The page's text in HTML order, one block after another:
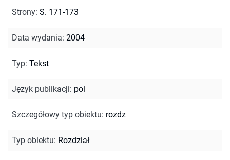
Strony: S. 171-173
Data wydania: 2004
Typ: Tekst
Język publikacji: pol
Szczegółowy typ obiektu: rozdz
Typ obiektu: Rozdział